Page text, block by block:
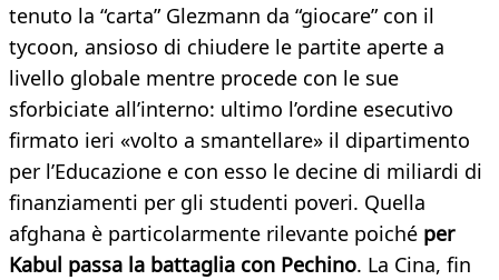
tenuto la “carta” Glezmann da “giocare” con il
tycoon, ansioso di chiudere le partite aperte a
livello globale mentre procede con le sue
sforbiciate all’interno: ultimo l’ordine esecutivo
firmato ieri «volto a smantellare» il dipartimento
per l’Educazione e con esso le decine di miliardi di
finanziamenti per gli studenti poveri. Quella
afghana è particolarmente rilevante poiché per
Kabul passa la battaglia con Pechino. La Cina, fin